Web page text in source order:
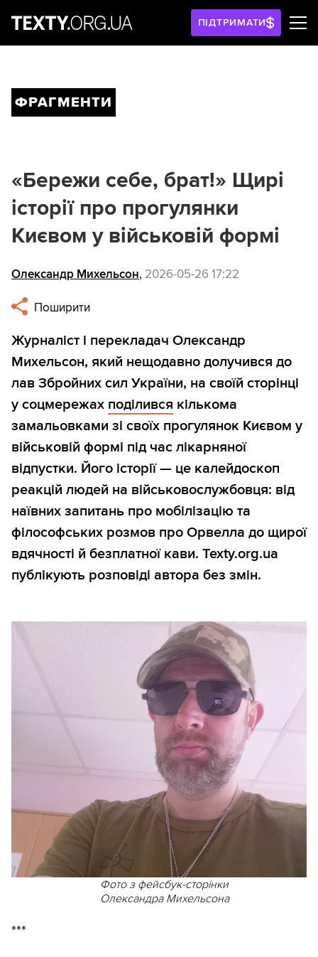
ПІДТРИМАТИ
ФРАГМЕНТИ
«Бережи себе, брат!» Щирі
історії про прогулянки
Києвом у військовій формі
Олександр Михельсон, 2026-05-26 17:22
Поширити
Журналіст і перекладач Олександр
Михельсон, який нещодавно долучився до
лав Збройних сил України, на своїй сторінці
у соцмережах поділився кількома
замальовками зі своїх прогулянок Києвом у
військовій формі під час лікарняної
відпустки. Його історії — це калейдоскоп
реакцій людей на військовослужбовця: від
наївних запитань про мобілізацію та
філософських розмов про Орвелла до щирої
вдячності й безплатної кави. Texty.org.ua
публікують розповіді автора без змін.
Фото з фейсбук-сторінки
Олександра Михельсона
***